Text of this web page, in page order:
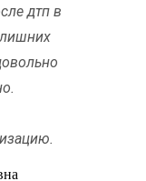
дтп в